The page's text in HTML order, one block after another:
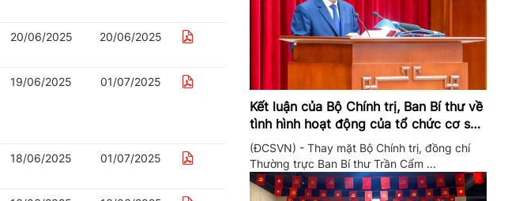
20/06/2025 20/06/2025
19/06/2025 01/07/2025
18/06/2025 01/07/2025
Kết luận của Bộ Chính trị, Ban Bí thư về
tình hình hoạt động của tổ chức cơ sở
đảng trong quý II/2026
(ĐCSVN) - Thay mặt Bộ Chính trị, đồng chí
Thường trực Ban Bí thư Trần Cẩm ...